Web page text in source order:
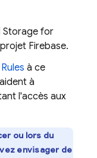
Storage for
Firebase.
à ce
à
l'accès aux
ou lors du
envisager de